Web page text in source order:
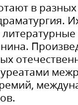
в